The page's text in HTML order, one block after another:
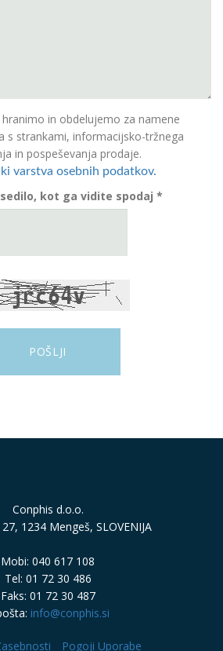
in obdelujemo za namene
s strankami, informacijsko-tržnega
in pospeševanja prodaje.
varstva osebnih podatkov.
kot ga vidite spodaj *
Conphis d.o.o.
1234 Mengeš, SLOVENIJA
Mobi: 040 617 108
Tel: 01 72 30 486
Faks: 01 72 30 487
info@conphis.si
Pogoji Uporabe